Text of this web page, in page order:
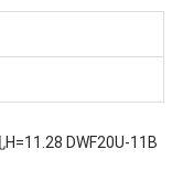
DWF20U-11B